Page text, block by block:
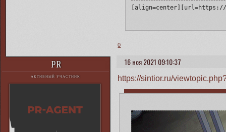
0
16 ноя 2021 09:10:37
PR
АКТИВНЫЙ УЧАСТНИК https://sintior.ru/